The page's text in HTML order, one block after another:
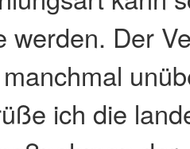
werden. Der
ich die